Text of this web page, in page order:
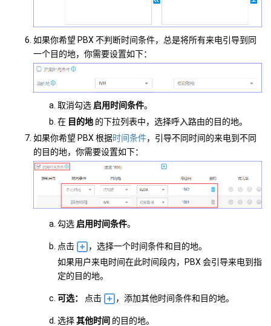
如果你希望 PBX 不判断时间条件，总是将所有来电引导到同
一个目的地，你需要设置如下：
取消勾选 启用时间条件。
在 目的地 的下拉列表中，选择呼入路由的目的地。
如果你希望 PBX 根据时间条件，引导不同时间的来电到不同
的目的地，你需要设置如下：
勾选 启用时间条件。
点击
，选择一个时间条件和目的地。
如果用户来电时间在此时间段内，PBX 会引导来电到指
定的目的地。
可选： 点击 ，添加其他时间条件和目的地。
选择其他时间 的目的地。